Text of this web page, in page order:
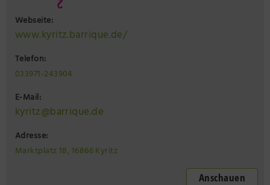
Webseite:
www.kyritz.barrique.de/
Telefon:
033971-243904
E-Mail:
kyritz@barrique.de
Adresse:
Marktplatz 18, 16866 Kyritz
Anschauen